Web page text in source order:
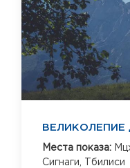
ВЕЛИКОЛЕПИЕ
Места показа:
Сигнаги,
Тбилиси